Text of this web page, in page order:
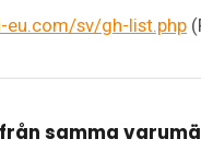
sv/gh-list.php
samma